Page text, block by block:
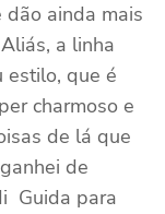
dão ainda mais
a linha
estilo, que é
charmoso e
de lá que
de
Guida para